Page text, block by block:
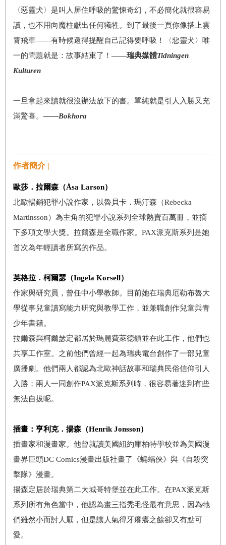
〈惡靈犬〉是叫人屏住呼吸的驚悚奇幻，不必簡化就很容易
讀，也不用向魔柱獻出任何犧牲。到了最後一頁你像搭上雲
霄飛車——有時候還得提醒自己記得要呼吸！〈惡靈犬〉唯
一的問題就是：故事結束了！ ——瑞典媒體Tidningen
Kulturen
一旦拿起來讀就很沒辦法放下的書。單純就是引人入勝又充
滿驚喜。 ——Bokhora
作者簡介 |
歐莎．拉爾森（Åsa Larson）
北歐暢銷犯罪小說作家，以魯貝卡．瑪汀森（Rebecka
Martinsson）為主角的犯罪小說系列全球熱賣百萬冊，並摘
下多項文學大獎。拉爾森是全職作家。PAX派克斯系列是她
首次為年輕讀者所寫的作品。
英格拉．柯爾瑟（Ingela Korsell）
作家與研究員，曾任中小學教師。目前她在瑞典厄勒布魯大
學從事兒童讀寫能力研究與教學工作，並兼職創作兒童與青
少年書籍。
拉爾森與柯爾瑟定都居於瑪麗費萊德鎮並在此工作，他們也
共享工作室。之前他們曾經一起為瑞典電台創作了一部兒童
廣播劇。他們兩人都認為北歐神話故事和瑞典民俗信仰引人
入勝；兩人一同創作PAX派克斯系列時，很容易著迷到有些
無法自拔呢。
插畫：亨利克．揚森（Henrik Jonsson）
插畫家和漫畫家。他曾就讀美國紐約庫柏特學校並為美國漫
畫界巨頭DC Comics漫畫出版社畫了《蝙蝠俠》與《自殺突
擊隊》漫畫。
揚森定居於瑞典第二大城哥特堡並在此工作。在PAX派克斯
系列所有角色當中，他認為畫三指禿毛怪最有意思，因為牠
們雖然小而討人厭，但是讓人氣得牙癢癢之餘卻又有點可
愛。